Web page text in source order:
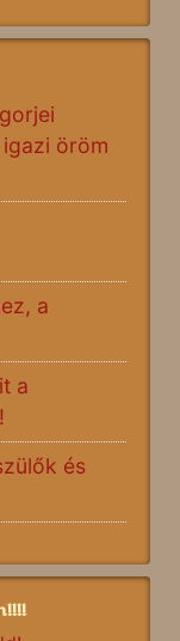
öröm
a
a
és